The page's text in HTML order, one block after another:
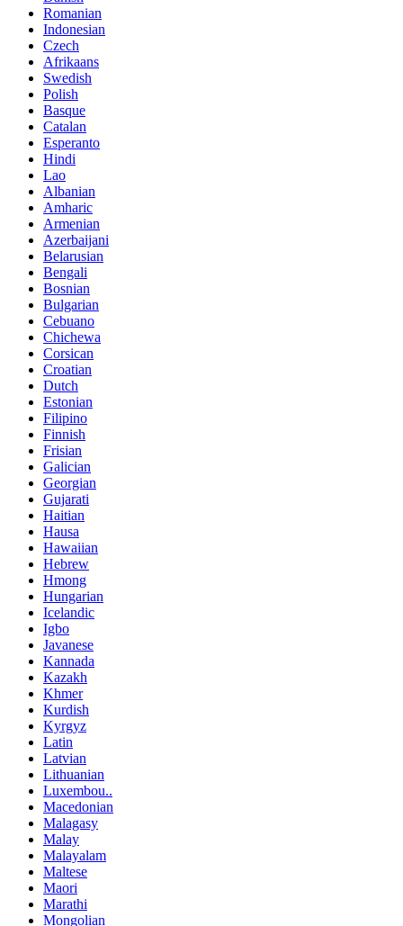
Romanian
Indonesian
Czech
Afrikaans
Swedish
Polish
Basque
Catalan
Esperanto
Hindi
Lao
Albanian
Amharic
Armenian
Azerbaijani
Belarusian
Bengali
Bosnian
Bulgarian
Cebuano
Chichewa
Corsican
Croatian
Dutch
Estonian
Filipino
Finnish
Frisian
Galician
Georgian
Gujarati
Haitian
Hausa
Hawaiian
Hebrew
Hmong
Hungarian
Icelandic
Igbo
Javanese
Kannada
Kazakh
Khmer
Kurdish
Kyrgyz
Latin
Latvian
Lithuanian
Luxembou..
Macedonian
Malagasy
Malay
Malayalam
Maltese
Maori
Marathi
Mongolian